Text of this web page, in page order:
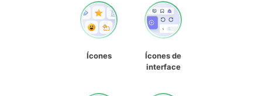
Ícones
Ícones de
interface